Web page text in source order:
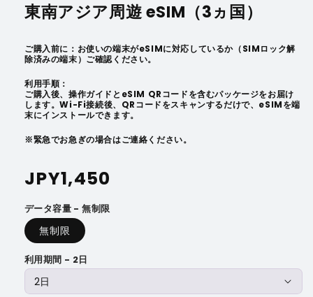
東南アジア周遊 eSIM（3ヵ国）
ご購入前に：お使いの端末がeSIMに対応しているか（SIMロック解
除済みの端末）ご確認ください。
利用手順：
ご購入後、操作ガイドとeSIM QRコードを含むパッケージをお届け
します。Wi-Fi接続後、QRコードをスキャンするだけで、eSIMを端
末にインストールできます。
※緊急でお急ぎの場合はご連絡ください。
通
価
格
JPY1,450
データ容量 - 無制限
無制限
利用期間 - 2日